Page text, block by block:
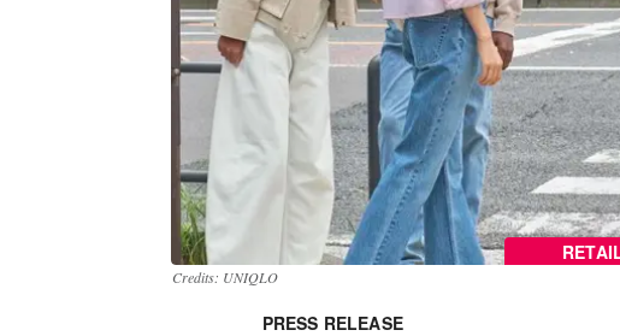
Credits: UNIQLO
PRESS RELEASE